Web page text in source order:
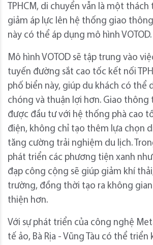
TPHCM, di chuyển vẫn là một
giảm áp lực lên hệ thống giao
này có thể áp dụng mô hình VOTOD.
Mô hình VOTOD sẽ tập trung vào
tuyến đường sắt cao tốc kết nối
phố biển này, giúp du khách có thể
chóng và thuận lợi hơn. Giao thông
được đầu tư với hệ thống phà cao
điện, không chỉ tạo thêm lựa chọn
tăng cường trải nghiệm du lịch.
phát triển các phương tiện xanh
đạp công cộng sẽ giúp giảm khí
trường, đồng thời tạo ra không
thiện hơn.
Với sự phát triển của công nghệ
tế ảo, Bà Rịa - Vũng Tàu có thể triển